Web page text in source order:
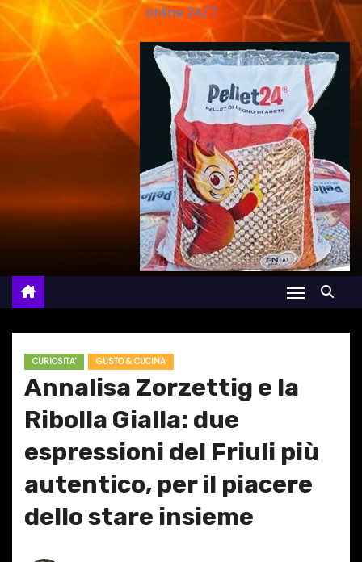
online 24/7
CURIOSITA' GUSTO & CUCINA
Annalisa Zorzettig e la
Ribolla Gialla: due
espressioni del Friuli più
autentico, per il piacere
dello stare insieme